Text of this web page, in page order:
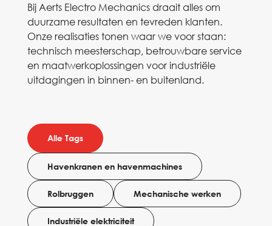
Bij Aerts Electro Mechanics draait alles om
duurzame resultaten en tevreden klanten.
Onze realisaties tonen waar we voor staan:
technisch meesterschap, betrouwbare service
en maatwerkoplossingen voor industriële
uitdagingen in binnen- en buitenland.
Alle Tags
Havenkranen en havenmachines
Rolbruggen Mechanische werken
Industriële elektriciteit